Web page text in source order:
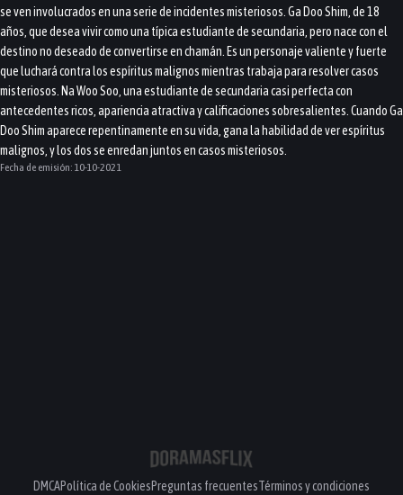
se ven involucrados en una serie de incidentes misteriosos. Ga Doo Shim, de 18
años, que desea vivir como una típica estudiante de secundaria, pero nace con el
destino no deseado de convertirse en chamán. Es un personaje valiente y fuerte
que luchará contra los espíritus malignos mientras trabaja para resolver casos
misteriosos. Na Woo Soo, una estudiante de secundaria casi perfecta con
antecedentes ricos, apariencia atractiva y calificaciones sobresalientes. Cuando Ga
Doo Shim aparece repentinamente en su vida, gana la habilidad de ver espíritus
malignos, y los dos se enredan juntos en casos misteriosos.
Fecha de emisión: 10-10-2021
DMCAPolítica de CookiesPreguntas frecuentesTérminos y condiciones